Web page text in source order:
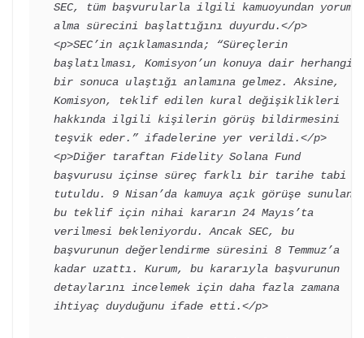
SEC, tüm başvurularla ilgili kamuoyundan yorum
alma sürecini başlattığını duyurdu.</p>
<p>SEC’in açıklamasında; “Süreçlerin
başlatılması, Komisyon’un konuya dair herhangi
bir sonuca ulaştığı anlamına gelmez. Aksine,
Komisyon, teklif edilen kural değişiklikleri
hakkında ilgili kişilerin görüş bildirmesini
teşvik eder.” ifadelerine yer verildi.</p>
<p>Diğer taraftan Fidelity Solana Fund
başvurusu içinse süreç farklı bir tarihe tabi
tutuldu. 9 Nisan’da kamuya açık görüşe sunulan
bu teklif için nihai kararın 24 Mayıs’ta
verilmesi bekleniyordu. Ancak SEC, bu
başvurunun değerlendirme süresini 8 Temmuz’a
kadar uzattı. Kurum, bu kararıyla başvurunun
detaylarını incelemek için daha fazla zamana
ihtiyaç duyduğunu ifade etti.</p>